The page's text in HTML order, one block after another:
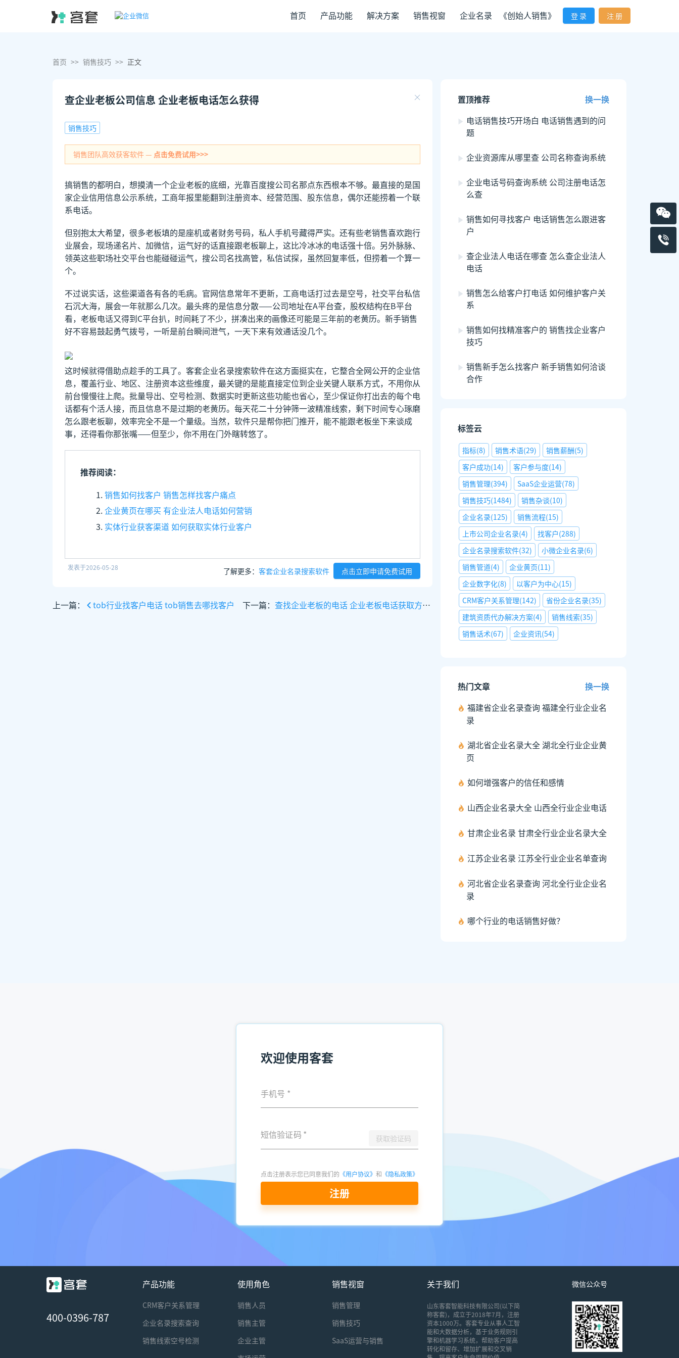
首页 产品功能 解决方案 销售视窗 企业名录 《创始人销售》 登 录 注 册
首页 >> 销售技巧 >> 正文
查企业老板公司信息 企业老板电话怎么获得
销售技巧
销售团队高效获客软件 — 点击免费试用>>>
搞销售的都明白，想摸清一个企业老板的底细，光靠百度搜公司名那点东西根本不够。最直接的是国
家企业信用信息公示系统，工商年报里能翻到注册资本、经营范围、股东信息，偶尔还能捞着一个联
系电话。
但别抱太大希望，很多老板填的是座机或者财务号码，私人手机号藏得严实。还有些老销售喜欢跑行
业展会，现场递名片、加微信，运气好的话直接跟老板聊上，这比冷冰冰的电话强十倍。另外脉脉、
领英这些职场社交平台也能碰碰运气，搜公司名找高管，私信试探，虽然回复率低，但捞着一个算一
个。
不过说实话，这些渠道各有各的毛病。官网信息常年不更新，工商电话打过去是空号，社交平台私信
石沉大海，展会一年就那么几次。最头疼的是信息分散——公司地址在A平台查，股权结构在B平台
看，老板电话又得到C平台扒，时间耗了不少，拼凑出来的画像还可能是三年前的老黄历。新手销售
好不容易鼓起勇气拨号，一听是前台瞬间泄气，一天下来有效通话没几个。
这时候就得借助点趁手的工具了。客套企业名录搜索软件在这方面挺实在，它整合全网公开的企业信
息，覆盖行业、地区、注册资本这些维度，最关键的是能直接定位到企业关键人联系方式，不用你从
前台慢慢往上爬。批量导出、空号检测、数据实时更新这些功能也省心，至少保证你打出去的每个电
话都有个活人接，而且信息不是过期的老黄历。每天花二十分钟筛一波精准线索，剩下时间专心琢磨
怎么跟老板聊，效率完全不是一个量级。当然，软件只是帮你把门推开，能不能跟老板坐下来谈成
事，还得看你那张嘴——但至少，你不用在门外瞎转悠了。
推荐阅读：
销售如何找客户 销售怎样找客户痛点
企业黄页在哪买 有企业法人电话如何营销
实体行业获客渠道 如何获取实体行业客户
发表于2026-05-28 了解更多： 客套企业名录搜索软件 点击立即申请免费试用
上一篇： tob行业找客户电话 tob销售去哪找客户 下一篇： 查找企业老板的电话 企业老板电话获取方式
置顶推荐
换一换
电话销售技巧开场白 电话销售遇到的问
题
企业资源库从哪里查 公司名称查询系统
企业电话号码查询系统 公司注册电话怎
么查
销售如何寻找客户 电话销售怎么跟进客
户
查企业法人电话在哪查 怎么查企业法人
电话
销售怎么给客户打电话 如何维护客户关
系
销售如何找精准客户的 销售找企业客户
技巧
销售新手怎么找客户 新手销售如何洽谈
合作
标签云
指标(8) 销售术语(29) 销售薪酬(5)
客户成功(14) 客户参与度(14)
销售管理(394) SaaS企业运营(78)
销售技巧(1484) 销售杂谈(10)
企业名录(125) 销售流程(15)
上市公司企业名录(4) 找客户(288)
企业名录搜索软件(32) 小微企业名录(6)
销售管道(4) 企业黄页(11)
企业数字化(8) 以客户为中心(15)
CRM客户关系管理(142) 省份企业名录(35)
建筑资质代办解决方案(4) 销售线索(35)
销售话术(67) 企业资讯(54)
热门文章
换一换
福建省企业名录查询 福建全行业企业名
录
湖北省企业名录大全 湖北全行业企业黄
页
如何增强客户的信任和感情
山西企业名录大全 山西全行业企业电话
甘肃企业名录 甘肃全行业企业名录大全
江苏企业名录 江苏全行业企业名单查询
河北省企业名录查询 河北全行业企业名
录
哪个行业的电话销售好做？
欢迎使用客套
手机号 *
短信验证码 * 获取验证码
点击注册表示您已同意我们的 《用户协议》 和 《隐私政策》
注册
400-0396-787
产品功能
CRM客户关系管理
企业名录搜索查询
销售线索空号检测
使用角色
销售人员
销售主管
企业主管
销售视窗
销售管理
销售技巧
SaaS运营与销售
关于我们
山东客套智能科技有限公司(以下简
称客套)，成立于2018年7月，注册
资本1000万。客套专业从事人工智
能和大数据分析，基于业务规则引
擎和机器学习系统，帮助客户提高
转化和留存、增加扩展和交叉销
微信公众号